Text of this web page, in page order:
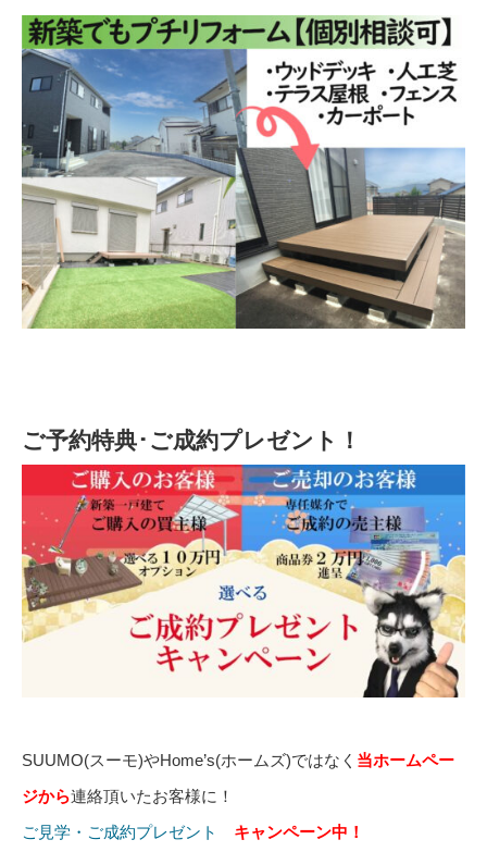
ご予約特典･ご成約プレゼント！
SUUMO(スーモ)やHome’s(ホームズ)ではなく 当ホームペー
ジから連絡頂いたお客様に！
ご見学・ご成約プレゼント
キャンペーン中！